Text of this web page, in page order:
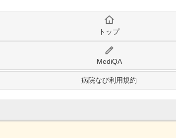
トップ
MediQA
病院なび利用規約